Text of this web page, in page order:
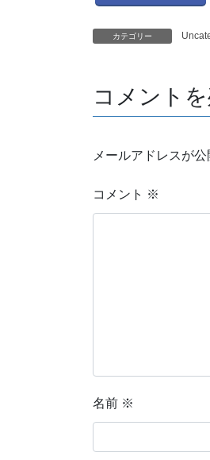
カテゴリー
コメント
メールアドレスが
コメント ※
名前 ※